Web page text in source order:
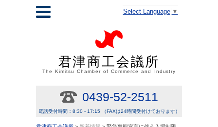
Select Language ▼
君津商工会議所
The Kimitsu Chamber of Commerce and Industry
0439-52-2511
電話受付時間：8:30 - 17:15 （FAXは24時間受付けております）